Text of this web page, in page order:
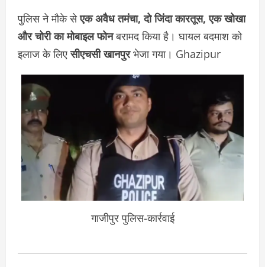
पुलिस ने मौके सेएक अवैध तमंचा, दो जिंदा कारतूस, एक खोखा
और चोरी का मोबाइल फोनबरामद किया है। घायल बदमाश को
इलाज के लिएसीएचसी खानपुरभेजा गया। Ghazipur
गाजीपुर पुलिस-कार्रवाई